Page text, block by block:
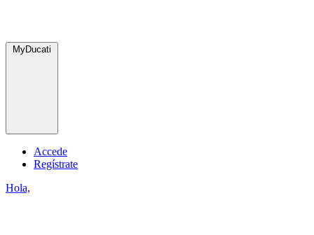
MyDucati
Accede
Regístrate
Hola,